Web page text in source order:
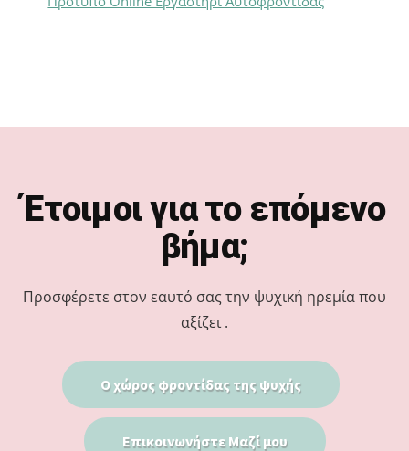
Έτοιμοι για το επόμενο
βήμα;
Προσφέρετε στον εαυτό σας την ψυχική ηρεμία που
αξίζει .
Ο χώρος φροντίδας της ψυχής
Επικοινωνήστε Μαζί μου